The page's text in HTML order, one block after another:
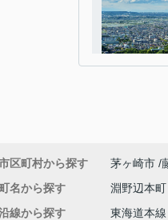
区町村から探す 茅ヶ崎市
名から探す
淵野辺本町
線から探す
東海道本線